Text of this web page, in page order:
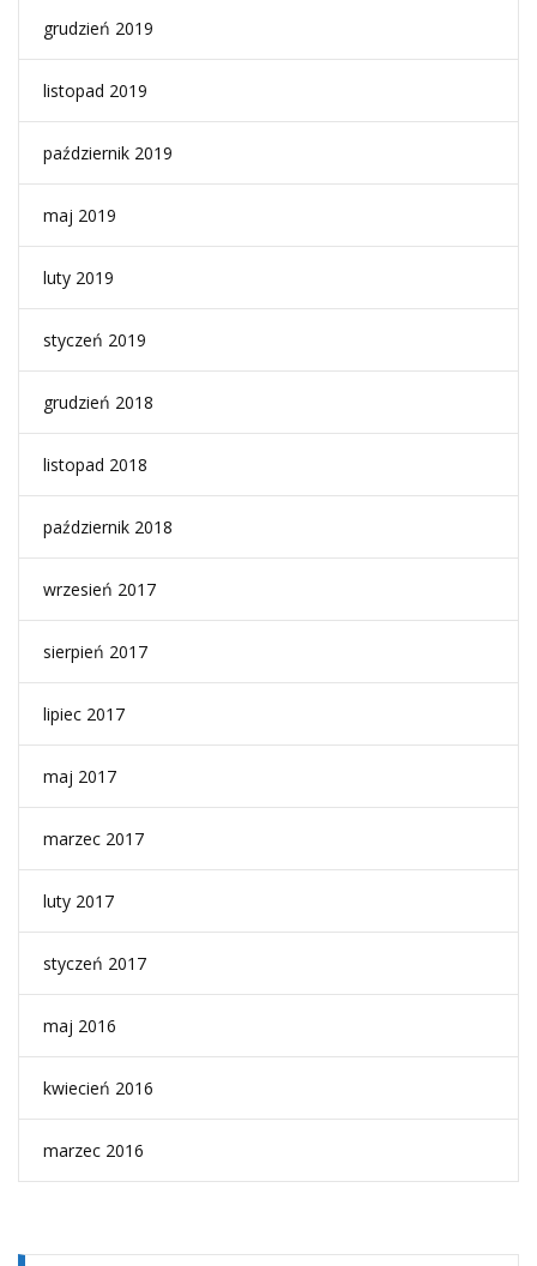
grudzień 2019
listopad 2019
październik 2019
maj 2019
luty 2019
styczeń 2019
grudzień 2018
listopad 2018
październik 2018
wrzesień 2017
sierpień 2017
lipiec 2017
maj 2017
marzec 2017
luty 2017
styczeń 2017
maj 2016
kwiecień 2016
marzec 2016